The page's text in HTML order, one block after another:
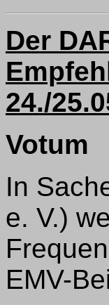
Der
24./
Votum
In
e. V.)
EMV-